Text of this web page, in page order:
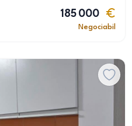
185 000
Negociabil